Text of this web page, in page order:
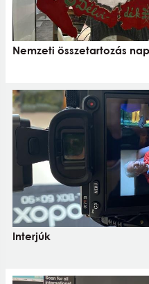
Nemzeti összetartozás
Interjúk